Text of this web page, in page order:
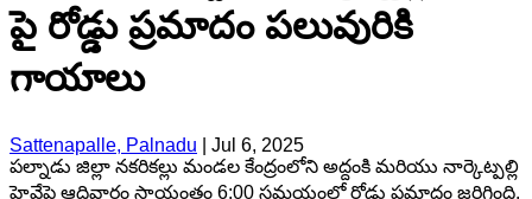
పై రోడ్డు ప్రమాదం పలువురికి
గాయాలు
Sattenapalle, Palnadu
Jul 6, 2025
పల్నాడు జిల్లా నకరికల్లు మండల కేంద్రంలోని అద్దంకి మరియు నార్కెట్పల్లి
హైవేపై ఆదివారం సాయంత్రం 6:00 సమయంలో రోడ్డు ప్రమాదం జరిగింది.